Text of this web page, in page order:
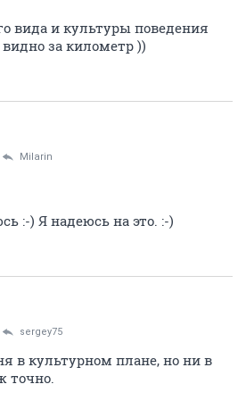
вида и культуры поведения
за километр ))
Milarin
:-) Я надеюсь на это. :-)
sergey75
в культурном плане, но ни в
точно.